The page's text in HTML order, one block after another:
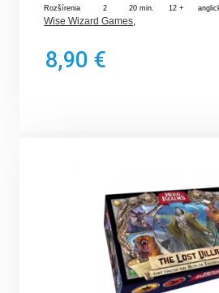
Rozšírenia 2 20 min. 12 +
Wise Wizard Games,
8,90 €